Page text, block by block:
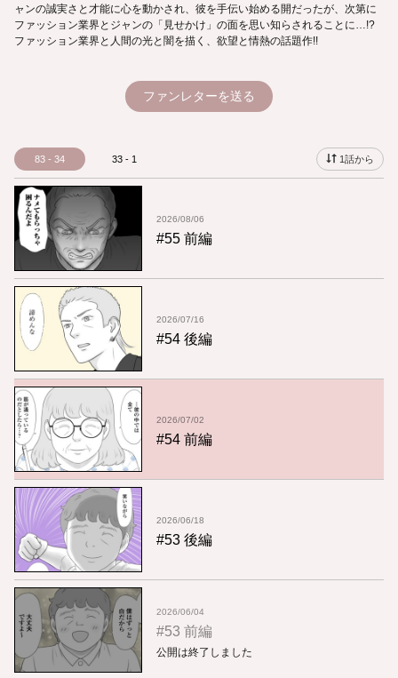
ャンの誠実さと才能に心を動かされ、彼を手伝い始める開だったが、次第に
ファッション業界とジャンの「見せかけ」の面を思い知らされることに…!?
ファッション業界と人間の光と闇を描く、欲望と情熱の話題作!!
ファンレターを送る
83 - 34 33 - 1 1話から
2026/08/06
#55 前編
2026/07/16
#54 後編
2026/07/02
#54 前編
2026/06/18
#53 後編
2026/06/04
#53 前編
公開は終了しました